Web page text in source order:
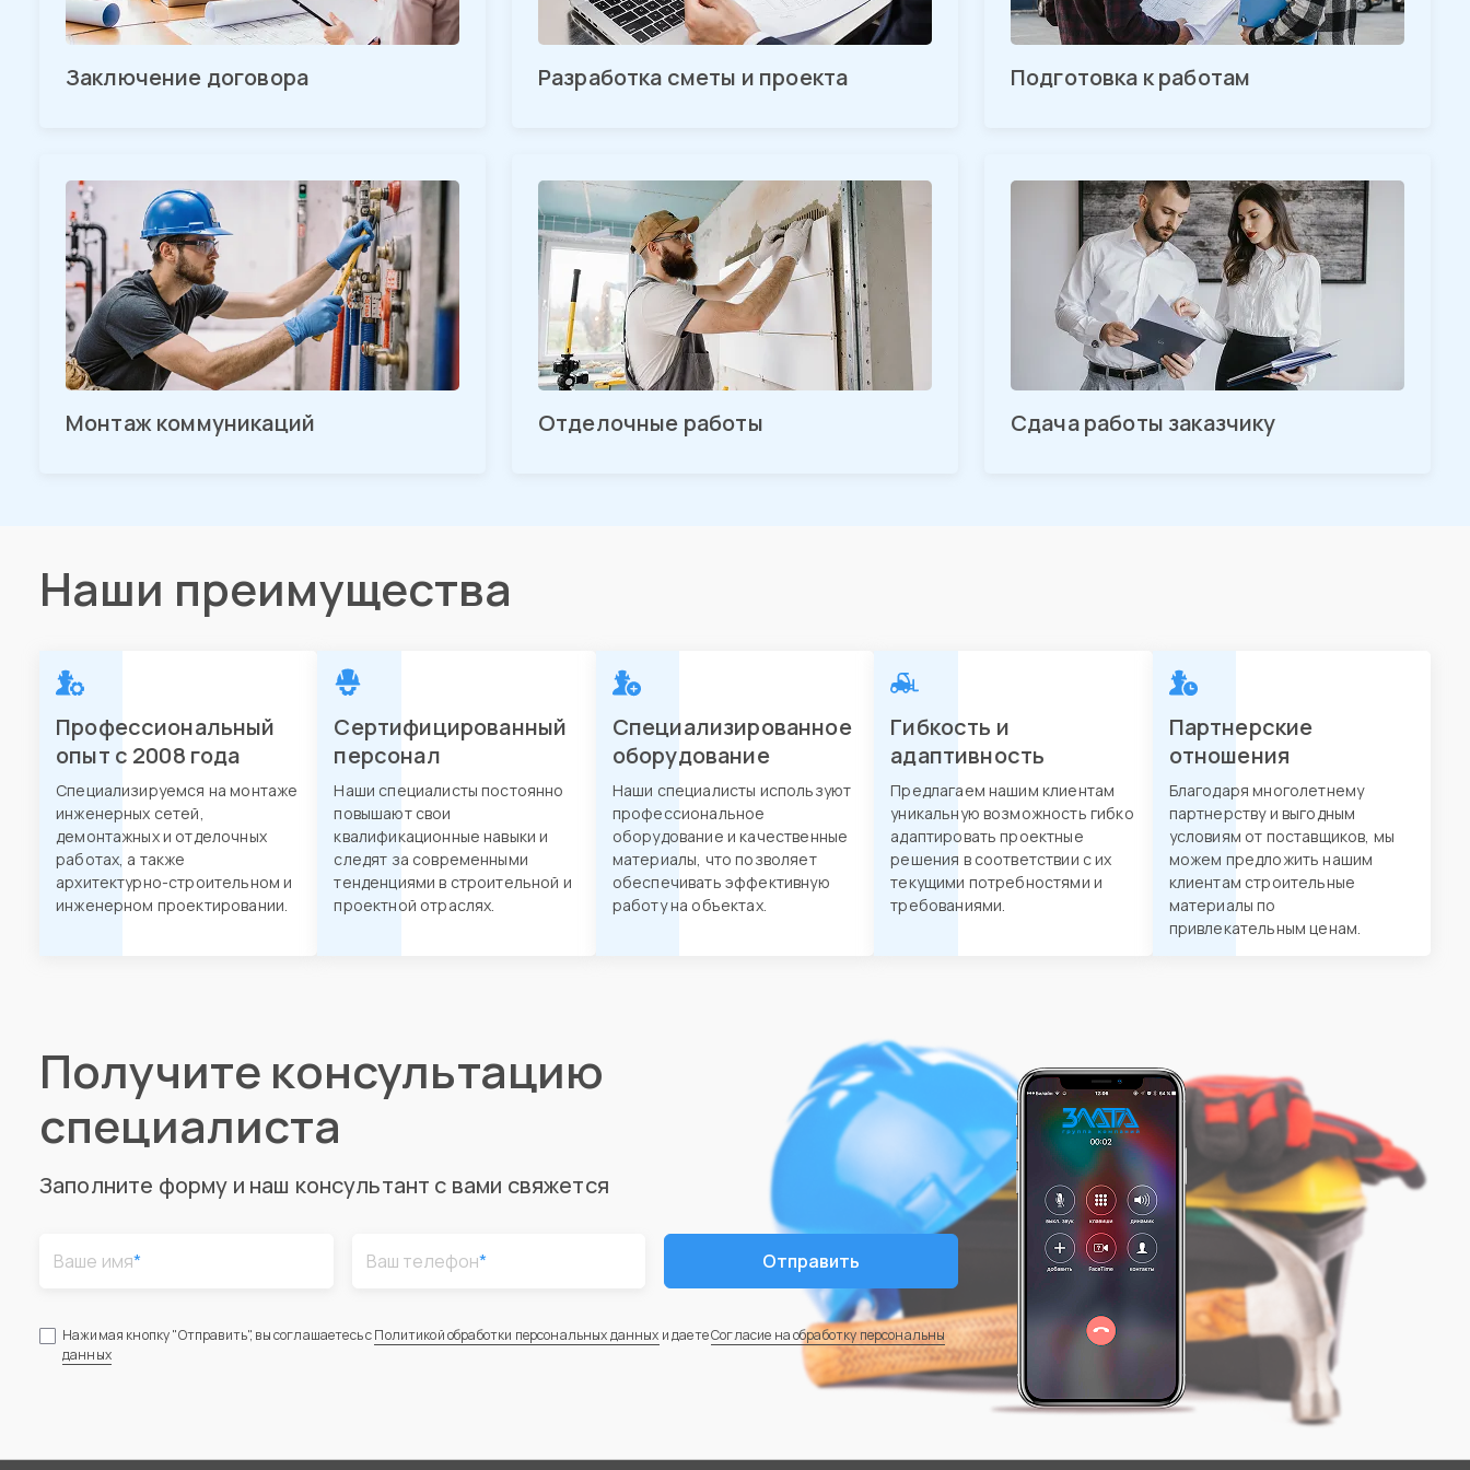
Заключение договора Разработка сметы и проекта Подготовка к работам
Монтаж коммуникаций Отделочные работы Сдача работы заказчику
Наши преимущества
Профессиональный
опыт с 2008 года
Специализируемся на монтаже
инженерных сетей,
демонтажных и отделочных
работах, а также
архитектурно-строительном и
инженерном проектировании.
Сертифицированный
персонал
Наши специалисты постоянно
повышают свои
квалификационные навыки и
следят за современными
тенденциями в строительной и
проектной отраслях.
Специализированное
оборудование
Наши специалисты используют
профессиональное
оборудование и качественные
материалы, что позволяет
обеспечивать эффективную
работу на объектах.
Гибкость и
адаптивность
Предлагаем нашим клиентам
уникальную возможность гибко
адаптировать проектные
решения в соответствии с их
текущими потребностями и
требованиями.
Партнерские
отношения
Благодаря многолетнему
партнерству и выгодным
условиям от поставщиков, мы
можем предложить нашим
клиентам строительные
материалы по
привлекательным ценам.
Получите консультацию
специалиста
Заполните форму и наш консультант с вами свяжется
Ваше имя* Ваш телефон* Отправить
Нажимая кнопку "Отправить", вы соглашаетесь сПолитикой обработки персональных данных и даетеСогласие на обработку персональны
данных